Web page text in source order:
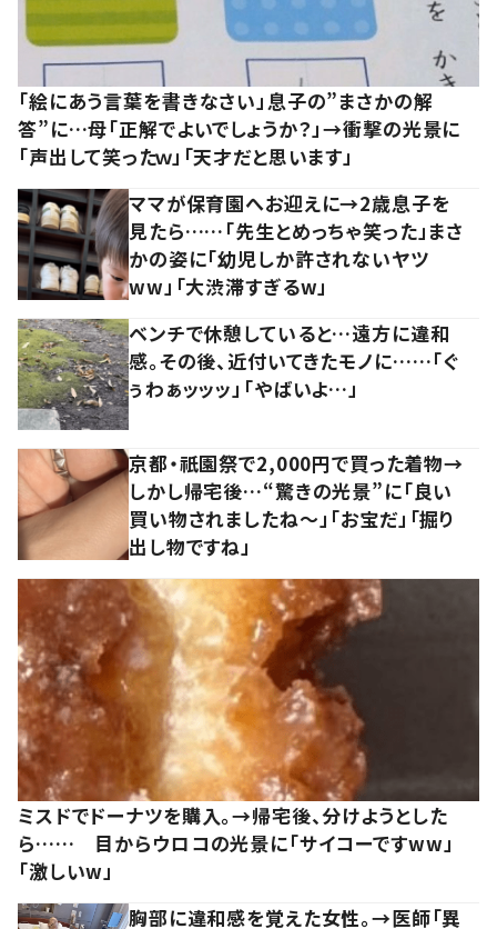
「絵にあう言葉を書きなさい」息子の”まさかの解
答”に…母「正解でよいでしょうか？」→衝撃の光景に
「声出して笑ったｗ」「天才だと思います」
ママが保育園へお迎えに→2歳息子を
見たら……「先生とめっちゃ笑った」まさ
かの姿に「幼児しか許されないヤツ
ww」「大渋滞すぎるw」
ベンチで休憩していると…遠方に違和
感。その後、近付いてきたモノに……「ぐ
ぅわぁッッッ」「やばいよ…」
京都・祇園祭で2,000円で買った着物→
しかし帰宅後…“驚きの光景”に「良い
買い物されましたね～」「お宝だ」「掘り
出し物ですね」
ミスドでドーナツを購入。→帰宅後、分けようとした
ら…… 目からウロコの光景に「サイコーですww」
「激しいw」
胸部に違和感を覚えた女性。→医師「異